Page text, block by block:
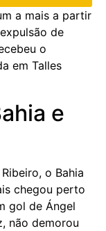
a mais a partir
de
o
em Talles
e
o Bahia
chegou perto
gol de Ángel
não demorou